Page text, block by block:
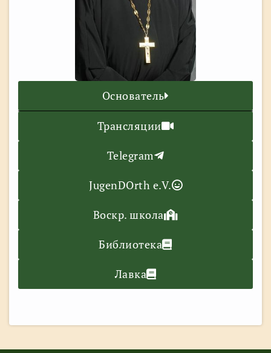
Основатель
Трансляции
Telegram
JugenDOrth e.V.
Воскр. школа
Библиотека
Лавка